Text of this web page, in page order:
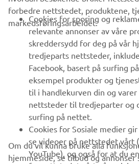
B2B
UTFORSK YAMAHA
FAQ & SUPPORT
NYHETSBREV
Vær den første til å lære om de siste
arrangementer, nye utgivelser og mye
forbedre nettstedet, produktene,
markedsføringsarbeidet.
Cookies for sporing og
relevante annonser av våre
skreddersydd for deg på vår
tredjeparts nettsteder,
Facebook, basert på surfing
eksempel produkter og
til i handlekurven din og
nettsteder til tredjeparter og
surfing på nettet.
Cookies for Sosiale medier
se videoer på nettstedet vårt
YouTube), og også for at du
fra nettstedet vårt på sosiale
Om du vil kunna bruke alla
hjemmeside, se tilbud og annonser